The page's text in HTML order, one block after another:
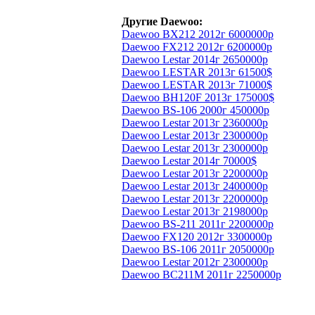
Другие Daewoo:
Daewoo BX212 2012г 6000000р
Daewoo FX212 2012г 6200000р
Daewoo Lestar 2014г 2650000р
Daewoo LESTAR 2013г 61500$
Daewoo LESTAR 2013г 71000$
Daewoo BH120F 2013г 175000$
Daewoo BS-106 2000г 450000р
Daewoo Lestar 2013г 2360000р
Daewoo Lestar 2013г 2300000р
Daewoo Lestar 2013г 2300000р
Daewoo Lestar 2014г 70000$
Daewoo Lestar 2013г 2200000р
Daewoo Lestar 2013г 2400000р
Daewoo Lestar 2013г 2200000р
Daewoo Lestar 2013г 2198000р
Daewoo BS-211 2011г 2200000р
Daewoo FX120 2012г 3300000р
Daewoo BS-106 2011г 2050000р
Daewoo Lestar 2012г 2300000р
Daewoo BC211M 2011г 2250000р